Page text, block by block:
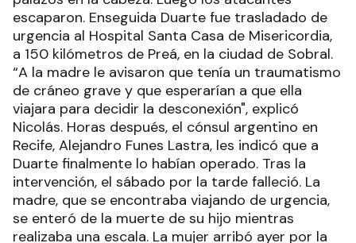
escaparon. Enseguida Duarte fue trasladado de
urgencia al Hospital Santa Casa de Misericordia,
a 150 kilómetros de Preá, en la ciudad de Sobral.
“A la madre le avisaron que tenía un traumatismo
de cráneo grave y que esperarían a que ella
viajara para decidir la desconexión", explicó
Nicolás. Horas después, el cónsul argentino en
Recife, Alejandro Funes Lastra, les indicó que a
Duarte finalmente lo habían operado. Tras la
intervención, el sábado por la tarde falleció. La
madre, que se encontraba viajando de urgencia,
se enteró de la muerte de su hijo mientras
realizaba una escala. La mujer arribó ayer por la